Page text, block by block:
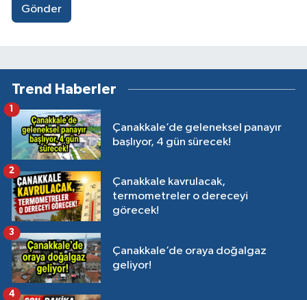
Gönder
Trend Haberler
Çanakkale’de geleneksel panayır
başlıyor, 4 gün sürecek!
1
Çanakkale kavrulacak,
termometreler o dereceyi
görecek!
2
Çanakkale’de oraya doğalgaz
geliyor!
3
4